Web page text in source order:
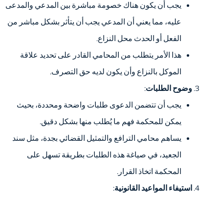
يجب أن يكون هناك خصومة مباشرة بين المدعي والمدعى
عليه، مما يعني أن المدعي يجب أن يتأثر بشكل مباشر من
الفعل أو الحدث محل النزاع.
هذا الأمر يتطلب من المحامي القادر على تحديد علاقة
الموكل بالنزاع وأن يكون لديه حق التصرف.
وضوح الطلبات:
يجب أن تتضمن الدعوى طلبات واضحة ومحددة، بحيث
يمكن للمحكمة فهم ما يُطلب منها بشكل دقيق.
يساهم محامي الترافع والتمثيل القضائي بجدة، مثل سند
الجعيد، في صياغة هذه الطلبات بطريقة تسهل على
المحكمة اتخاذ القرار.
استيفاء المواعيد القانونية: